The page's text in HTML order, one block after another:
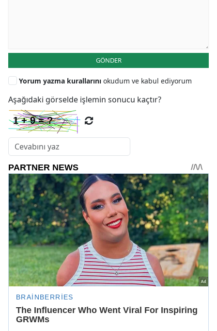
GÖNDER
Yorum yazma kurallarını okudum ve kabul ediyorum
Aşağıdaki görselde işlemin sonucu kaçtır?